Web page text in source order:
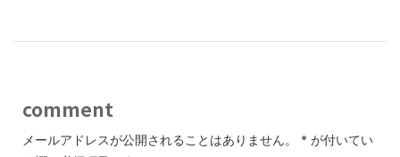
comment
メールアドレスが公開されることはありません。 * が付いてい